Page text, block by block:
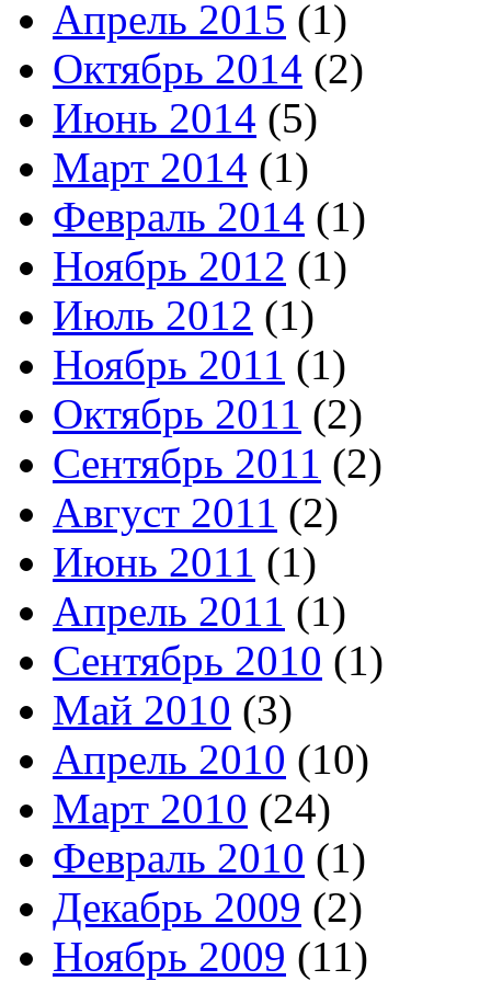
Апрель 2015 (1)
Октябрь 2014 (2)
Июнь 2014 (5)
Март 2014 (1)
Февраль 2014 (1)
Ноябрь 2012 (1)
Июль 2012 (1)
Ноябрь 2011 (1)
Октябрь 2011 (2)
Сентябрь 2011 (2)
Август 2011 (2)
Июнь 2011 (1)
Апрель 2011 (1)
Сентябрь 2010 (1)
Май 2010 (3)
Апрель 2010 (10)
Март 2010 (24)
Февраль 2010 (1)
Декабрь 2009 (2)
Ноябрь 2009 (11)